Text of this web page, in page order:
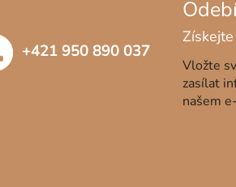
+421 950 890 037
Vložte
zasílat
našem